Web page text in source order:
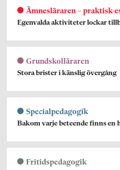
Ämnesläraren – praktisk-
Egenvalda aktiviteter lockar
Grundskolläraren
Stora brister i känslig övergång
Specialpedagogik
Bakom varje beteende finns en
Fritidspedagogik